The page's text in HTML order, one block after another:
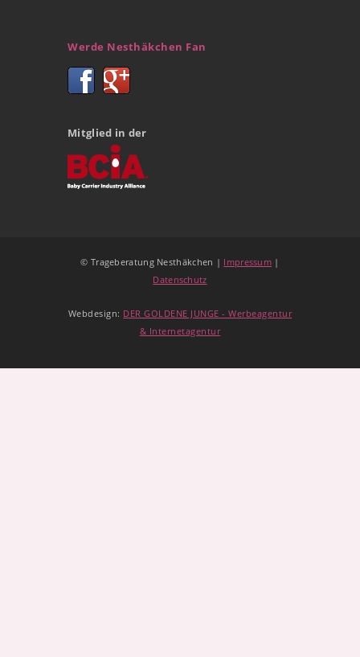
Werde Nesthäkchen Fan
Mitglied in der
© Trageberatung Nesthäkchen | Impressum |
Datenschutz
Webdesign: DER GOLDENE JUNGE - Werbeagentur
& Internetagentur